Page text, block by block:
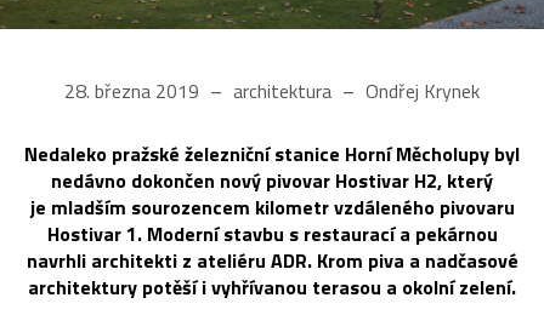
28. března 2019 architektura Ondřej Krynek
Nedaleko pražské železniční stanice Horní Měcholupy byl
nedávno dokončen nový pivovar Hostivar H2, který
je mladším sourozencem kilometr vzdáleného pivovaru
Hostivar 1. Moderní stavbu s restaurací a pekárnou
navrhli architekti z ateliéru ADR. Krom piva a nadčasové
architektury potěší i vyhřívanou terasou a okolní zelení.